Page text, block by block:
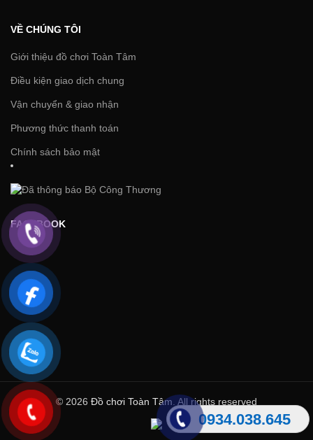
0934.038.645
VỀ CHÚNG TÔI
Giới thiệu đồ chơi Toàn Tâm
Điều kiện giao dịch chung
Vận chuyển & giao nhận
Phương thức thanh toán
Chính sách bảo mật
FACEBOOK
© 2026 Đồ chơi Toàn Tâm . All rights reserved